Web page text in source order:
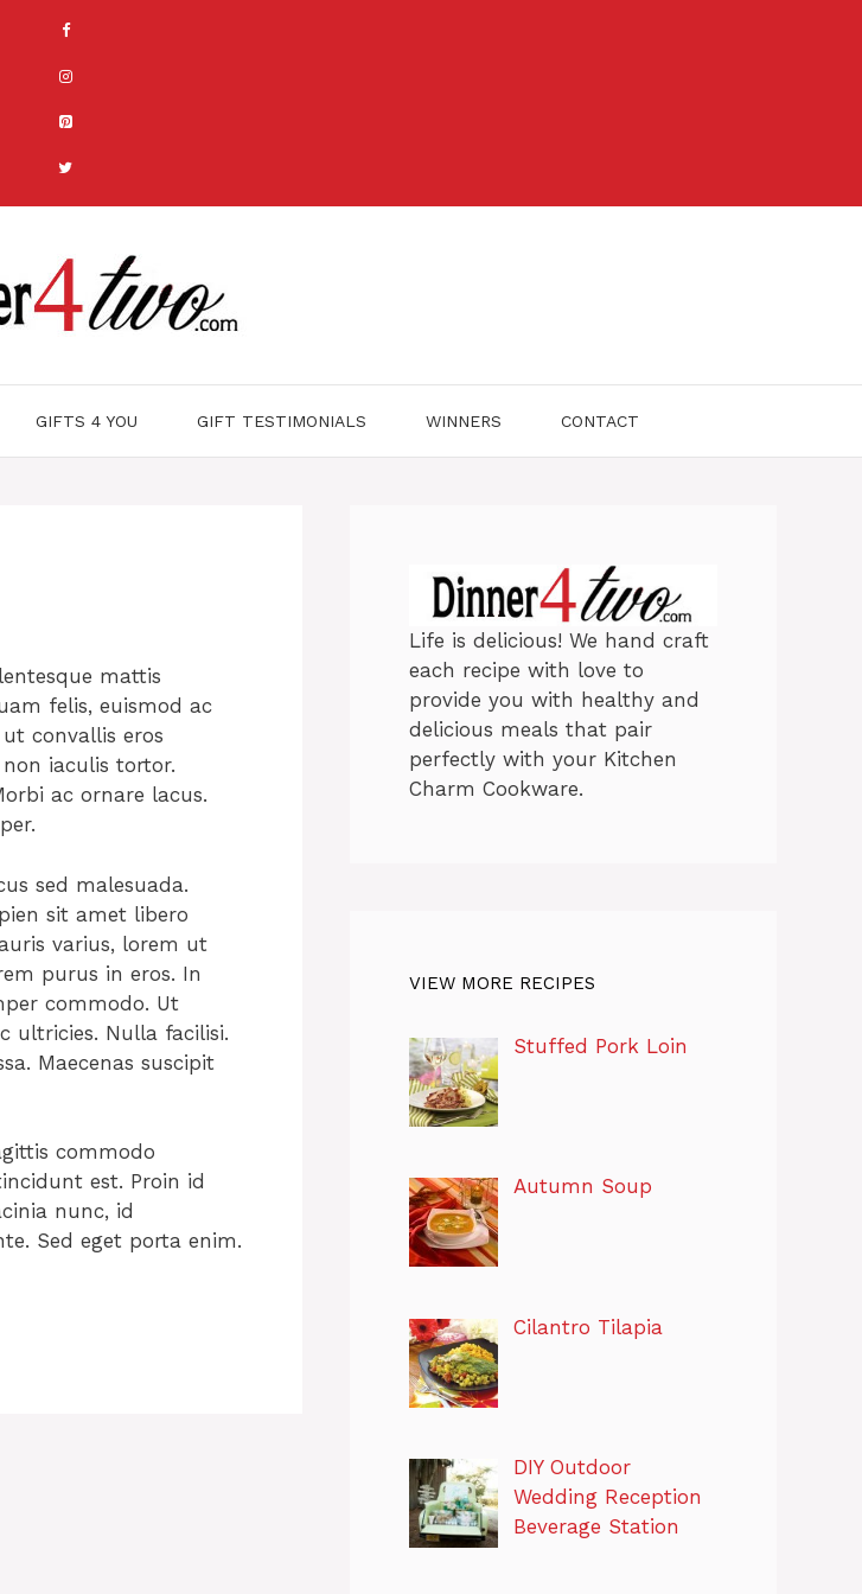
GIFTS 4 YOU GIFT TESTIMONIALS WINNERS CONTACT
mattis
felis, euismod ac
convallis eros
iaculis tortor.
ac ornare lacus.
sed malesuada.
sit amet libero
varius, lorem ut
purus in eros. In
commodo. Ut
ultricies. Nulla facilisi.
Maecenas suscipit
commodo
est. Proin id
nunc, id
Sed eget porta enim.
Life is delicious! We hand craft
each recipe with love to
provide you with healthy and
delicious meals that pair
perfectly with your Kitchen
Charm Cookware.
VIEW MORE RECIPES
Stuffed Pork Loin
Autumn Soup
Cilantro Tilapia
DIY Outdoor
Wedding Reception
Beverage Station